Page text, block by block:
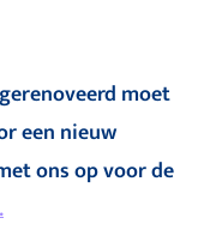
moet
een nieuw
ons op voor de